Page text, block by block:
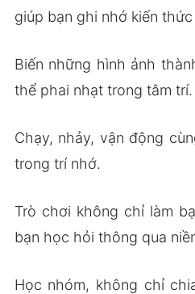
giúp bạn ghi nhớ kiến
Biến những hình ảnh
thể phai nhạt trong tâm trí.
Chạy, nhảy, vận động
trong trí nhớ.
Trò chơi không chỉ làm
bạn học hỏi thông qua
Học nhóm, không chỉ